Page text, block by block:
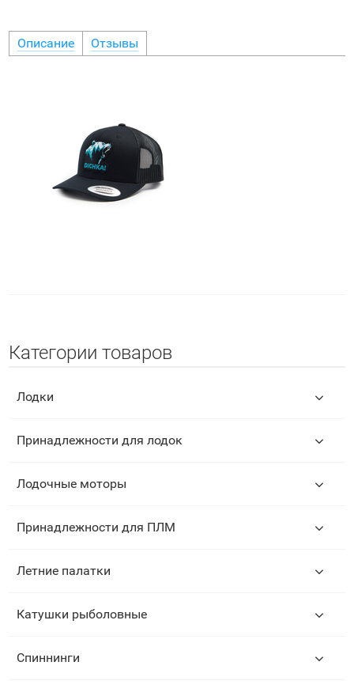
Описание Отзывы
Категории товаров
Лодки
Принадлежности для лодок
Лодочные моторы
Принадлежности для ПЛМ
Летние палатки
Катушки рыболовные
Спиннинги